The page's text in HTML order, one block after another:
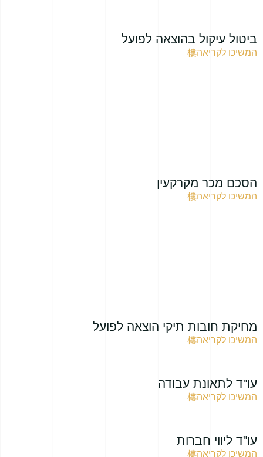
ביטול עיקול בהוצאה לפועל
המשיכו לקריאה
הסכם מכר מקרקעין
המשיכו לקריאה
מחיקת חובות תיקי הוצאה לפועל
המשיכו לקריאה
עו"ד לתאונת עבודה
המשיכו לקריאה
עו"ד ליווי חברות
המשיכו לקריאה